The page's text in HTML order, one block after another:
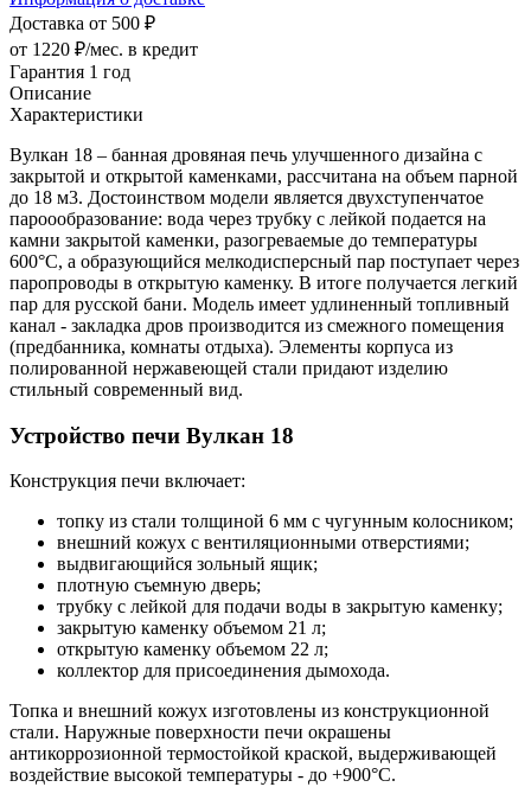
Доставка от 500 ₽
от 1220 ₽/мес. в кредит
Гарантия 1 год
Описание
Характеристики
Вулкан 18 – банная дровяная печь улучшенного дизайна с
закрытой и открытой каменками, рассчитана на объем парной
до 18 м3. Достоинством модели является двухступенчатое
пароообразование: вода через трубку с лейкой подается на
камни закрытой каменки, разогреваемые до температуры
600°С, а образующийся мелкодисперсный пар поступает через
паропроводы в открытую каменку. В итоге получается легкий
пар для русской бани. Модель имеет удлиненный топливный
канал - закладка дров производится из смежного помещения
(предбанника, комнаты отдыха). Элементы корпуса из
полированной нержавеющей стали придают изделию
стильный современный вид.
Устройство печи Вулкан 18
Конструкция печи включает:
топку из стали толщиной 6 мм с чугунным колосником;
внешний кожух с вентиляционными отверстиями;
выдвигающийся зольный ящик;
плотную съемную дверь;
трубку с лейкой для подачи воды в закрытую каменку;
закрытую каменку объемом 21 л;
открытую каменку объемом 22 л;
коллектор для присоединения дымохода.
Топка и внешний кожух изготовлены из конструкционной
стали. Наружные поверхности печи окрашены
антикоррозионной термостойкой краской, выдерживающей
воздействие высокой температуры - до +900°С.